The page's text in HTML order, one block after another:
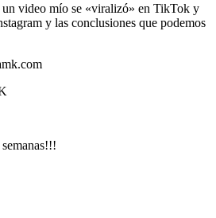
un video mío se «viralizó» en TikTok y
y las conclusiones que podemos
semanas!!!